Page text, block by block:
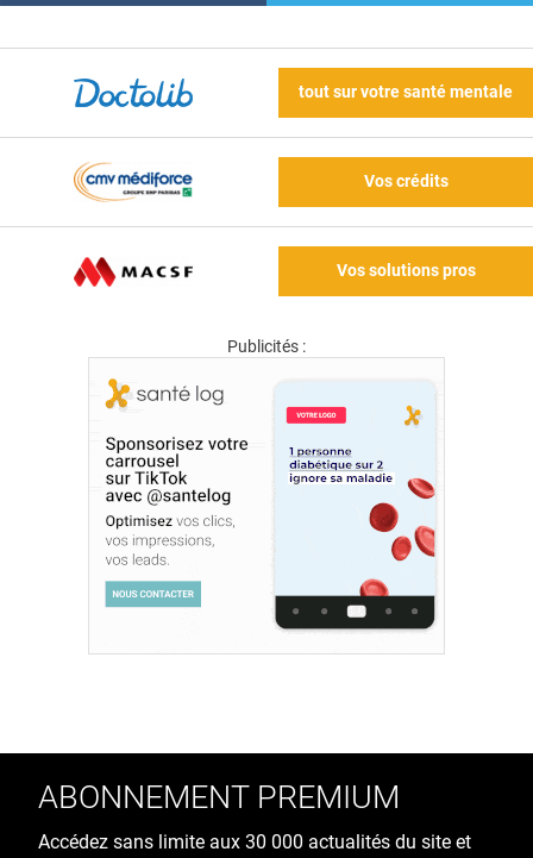
tout sur votre santé mentale
Vos crédits
Vos solutions pros
Publicités :
ABONNEMENT PREMIUM
Accédez sans limite aux 30 000 actualités du site et